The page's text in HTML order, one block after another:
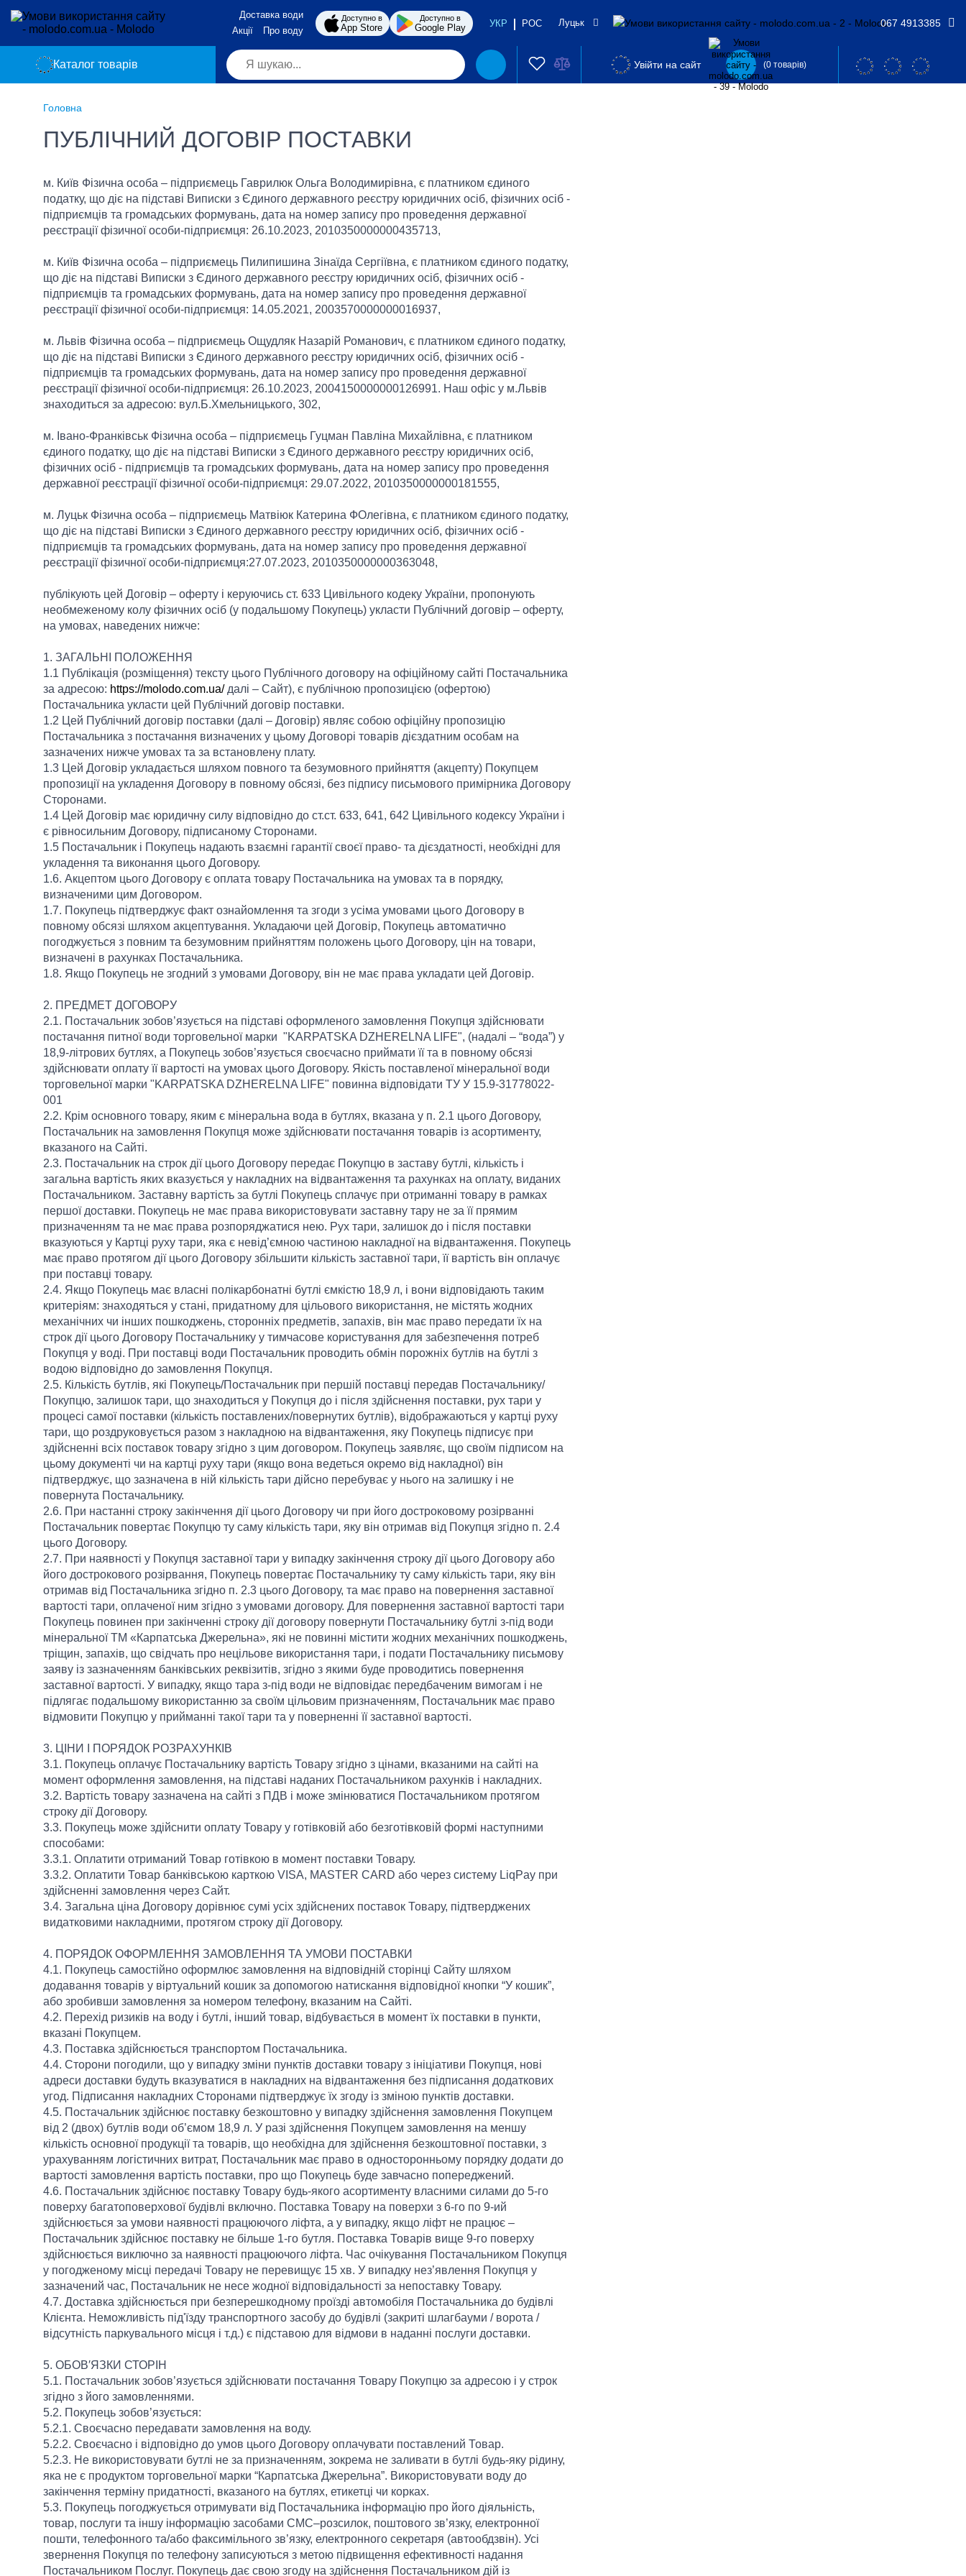
Доставка води
Акції
Про воду
Доступно в
App Store
Доступно в
Google Play УКР РОС Луцьк 067 4913385
Каталог товарів Увійти на сайт (0 товарів)
Головна
ПУБЛІЧНИЙ ДОГОВІР ПОСТАВКИ
м. Київ Фізична особа – підприємець Гаврилюк Ольга Володимирівна, є платником єдиного
податку, що діє на підставі Виписки з Єдиного державного реєстру юридичних осіб, фізичних осіб -
підприємців та громадських формувань, дата на номер запису про проведення державної
реєстрації фізичної особи-підприємця: 26.10.2023, 2010350000000435713,
м. Київ Фізична особа – підприємець Пилипишина Зінаїда Сергіївна, є платником єдиного податку,
що діє на підставі Виписки з Єдиного державного реєстру юридичних осіб, фізичних осіб -
підприємців та громадських формувань, дата на номер запису про проведення державної
реєстрації фізичної особи-підприємця: 14.05.2021, 2003570000000016937,
м. Львів Фізична особа – підприємець Ощудляк Назарій Романович, є платником єдиного податку,
що діє на підставі Виписки з Єдиного державного реєстру юридичних осіб, фізичних осіб -
підприємців та громадських формувань, дата на номер запису про проведення державної
реєстрації фізичної особи-підприємця: 26.10.2023, 2004150000000126991. Наш офіс у м.Львів
знаходиться за адресою: вул.Б.Хмельницького, 302,
м. Івано-Франківськ Фізична особа – підприємець Гуцман Павліна Михайлівна, є платником
єдиного податку, що діє на підставі Виписки з Єдиного державного реєстру юридичних осіб,
фізичних осіб - підприємців та громадських формувань, дата на номер запису про проведення
державної реєстрації фізичної особи-підприємця: 29.07.2022, 2010350000000181555,
м. Луцьк Фізична особа – підприємець Матвіюк Катерина ФОлегівна, є платником єдиного податку,
що діє на підставі Виписки з Єдиного державного реєстру юридичних осіб, фізичних осіб -
підприємців та громадських формувань, дата на номер запису про проведення державної
реєстрації фізичної особи-підприємця:27.07.2023, 2010350000000363048,
публікують цей Договір – оферту і керуючись ст. 633 Цивільного кодеку України, пропонують
необмеженому колу фізичних осіб (у подальшому Покупець) укласти Публічний договір – оферту,
на умовах, наведених нижче:
1. ЗАГАЛЬНІ ПОЛОЖЕННЯ
1.1 Публікація (розміщення) тексту цього Публічного договору на офіційному сайті Постачальника
за адресою: https://molodo.com.ua/далі – Сайт), є публічною пропозицією (офертою)
Постачальника укласти цей Публічний договір поставки.
1.2 Цей Публічний договір поставки (далі – Договір) являє собою офіційну пропозицію
Постачальника з постачання визначених у цьому Договорі товарів дієздатним особам на
зазначених нижче умовах та за встановлену плату.
1.3 Цей Договір укладається шляхом повного та безумовного прийняття (акцепту) Покупцем
пропозиції на укладення Договору в повному обсязі, без підпису письмового примірника Договору
Сторонами.
1.4 Цей Договір має юридичну силу відповідно до ст.ст. 633, 641, 642 Цивільного кодексу України і
є рівносильним Договору, підписаному Сторонами.
1.5 Постачальник і Покупець надають взаємні гарантії своєї право- та дієздатності, необхідні для
укладення та виконання цього Договору.
1.6. Акцептом цього Договору є оплата товару Постачальника на умовах та в порядку,
визначеними цим Договором.
1.7. Покупець підтверджує факт ознайомлення та згоди з усіма умовами цього Договору в
повному обсязі шляхом акцептування. Укладаючи цей Договір, Покупець автоматично
погоджується з повним та безумовним прийняттям положень цього Договору, цін на товари,
визначені в рахунках Постачальника.
1.8. Якщо Покупець не згодний з умовами Договору, він не має права укладати цей Договір.
2. ПРЕДМЕТ ДОГОВОРУ
2.1. Постачальник зобов’язується на підставі оформленого замовлення Покупця здійснювати
постачання питної води торговельної марки "KARPATSKA DZHERELNA LIFE", (надалі – “вода”) у
18,9-літрових бутлях, а Покупець зобов’язується своєчасно приймати її та в повному обсязі
здійснювати оплату її вартості на умовах цього Договору. Якість поставленої мінеральної води
торговельної марки "KARPATSKA DZHERELNA LIFE" повинна відповідати ТУ У 15.9-31778022-
001
2.2. Крім основного товару, яким є мінеральна вода в бутлях, вказана у п. 2.1 цього Договору,
Постачальник на замовлення Покупця може здійснювати постачання товарів із асортименту,
вказаного на Сайті.
2.3. Постачальник на строк дії цього Договору передає Покупцю в заставу бутлі, кількість і
загальна вартість яких вказується у накладних на відвантаження та рахунках на оплату, виданих
Постачальником. Заставну вартість за бутлі Покупець сплачує при отриманні товару в рамках
першої доставки. Покупець не має права використовувати заставну тару не за її прямим
призначенням та не має права розпоряджатися нею. Рух тари, залишок до і після поставки
вказуються у Картці руху тари, яка є невід’ємною частиною накладної на відвантаження. Покупець
має право протягом дії цього Договору збільшити кількість заставної тари, її вартість він оплачує
при поставці товару.
2.4. Якщо Покупець має власні полікарбонатні бутлі ємкістю 18,9 л, і вони відповідають таким
критеріям: знаходяться у стані, придатному для цільового використання, не містять жодних
механічних чи інших пошкоджень, сторонніх предметів, запахів, він має право передати їх на
строк дії цього Договору Постачальнику у тимчасове користування для забезпечення потреб
Покупця у воді. При поставці води Постачальник проводить обмін порожніх бутлів на бутлі з
водою відповідно до замовлення Покупця.
2.5. Кількість бутлів, які Покупець/Постачальник при першій поставці передав Постачальнику/
Покупцю, залишок тари, що знаходиться у Покупця до і після здійснення поставки, рух тари у
процесі самої поставки (кількість поставлених/повернутих бутлів), відображаються у картці руху
тари, що роздруковується разом з накладною на відвантаження, яку Покупець підписує при
здійсненні всіх поставок товару згідно з цим договором. Покупець заявляє, що своїм підписом на
цьому документі чи на картці руху тари (якщо вона ведеться окремо від накладної) він
підтверджує, що зазначена в ній кількість тари дійсно перебуває у нього на залишку і не
повернута Постачальнику.
2.6. При настанні строку закінчення дії цього Договору чи при його достроковому розірванні
Постачальник повертає Покупцю ту саму кількість тари, яку він отримав від Покупця згідно п. 2.4
цього Договору.
2.7. При наявності у Покупця заставної тари у випадку закінчення строку дії цього Договору або
його дострокового розірвання, Покупець повертає Постачальнику ту саму кількість тари, яку він
отримав від Постачальника згідно п. 2.3 цього Договору, та має право на повернення заставної
вартості тари, оплаченої ним згідно з умовами договору. Для повернення заставної вартості тари
Покупець повинен при закінченні строку дії договору повернути Постачальнику бутлі з-під води
мінеральної ТМ «Карпатська Джерельна», які не повинні містити жодних механічних пошкоджень,
тріщин, запахів, що свідчать про нецільове використання тари, і подати Постачальнику письмову
заяву із зазначенням банківських реквізитів, згідно з якими буде проводитись повернення
заставної вартості. У випадку, якщо тара з-під води не відповідає передбаченим вимогам і не
підлягає подальшому використанню за своїм цільовим призначенням, Постачальник має право
відмовити Покупцю у прийманні такої тари та у поверненні її заставної вартості.
3. ЦІНИ І ПОРЯДОК РОЗРАХУНКІВ
3.1. Покупець оплачує Постачальнику вартість Товару згідно з цінами, вказаними на сайті на
момент оформлення замовлення, на підставі наданих Постачальником рахунків і накладних.
3.2. Вартість товару зазначена на сайті з ПДВ і може змінюватися Постачальником протягом
строку дії Договору.
3.3. Покупець може здійснити оплату Товару у готівковій або безготівковій формі наступними
способами:
3.3.1. Оплатити отриманий Товар готівкою в момент поставки Товару.
3.3.2. Оплатити Товар банківською карткою VISA, MASTER CARD або через систему LiqPay при
здійсненні замовлення через Сайт.
3.4. Загальна ціна Договору дорівнює сумі усіх здійснених поставок Товару, підтверджених
видатковими накладними, протягом строку дії Договору.
4. ПОРЯДОК ОФОРМЛЕННЯ ЗАМОВЛЕННЯ ТА УМОВИ ПОСТАВКИ
4.1. Покупець самостійно оформлює замовлення на відповідній сторінці Сайту шляхом
додавання товарів у віртуальний кошик за допомогою натискання відповідної кнопки “У кошик”,
або зробивши замовлення за номером телефону, вказаним на Сайті.
4.2. Перехід ризиків на воду і бутлі, інший товар, відбувається в момент їх поставки в пункти,
вказані Покупцем.
4.3. Поставка здійснюється транспортом Постачальника.
4.4. Сторони погодили, що у випадку зміни пунктів доставки товару з ініціативи Покупця, нові
адреси доставки будуть вказуватися в накладних на відвантаження без підписання додаткових
угод. Підписання накладних Сторонами підтверджує їх згоду із зміною пунктів доставки.
4.5. Постачальник здійснює поставку безкоштовно у випадку здійснення замовлення Покупцем
від 2 (двох) бутлів води об’ємом 18,9 л. У разі здійснення Покупцем замовлення на меншу
кількість основної продукції та товарів, що необхідна для здійснення безкоштовної поставки, з
урахуванням логістичних витрат, Постачальник має право в односторонньому порядку додати до
вартості замовлення вартість поставки, про що Покупець буде завчасно попереджений.
4.6. Постачальник здійснює поставку Товару будь-якого асортименту власними силами до 5-го
поверху багатоповерхової будівлі включно. Поставка Товару на поверхи з 6-го по 9-ий
здійснюється за умови наявності працюючого ліфта, а у випадку, якщо ліфт не працює –
Постачальник здійснює поставку не більше 1-го бутля. Поставка Товарів вище 9-го поверху
здійснюється виключно за наявності працюючого ліфта. Час очікування Постачальником Покупця
у погодженому місці передачі Товару не перевищує 15 хв. У випадку нез’явлення Покупця у
зазначений час, Постачальник не несе жодної відповідальності за непоставку Товару.
4.7. Доставка здійснюється при безперешкодному проїзді автомобіля Постачальника до будівлі
Клієнта. Неможливість під'їзду транспортного засобу до будівлі (закриті шлагбауми / ворота /
відсутність паркувального місця і т.д.) є підставою для відмови в наданні послуги доставки.
5. ОБОВ′ЯЗКИ СТОРІН
5.1. Постачальник зобов’язується здійснювати постачання Товару Покупцю за адресою і у строк
згідно з його замовленнями.
5.2. Покупець зобов’язується:
5.2.1. Своєчасно передавати замовлення на воду.
5.2.2. Своєчасно і відповідно до умов цього Договору оплачувати поставлений Товар.
5.2.3. Не використовувати бутлі не за призначенням, зокрема не заливати в бутлі будь-яку рідину,
яка не є продуктом торговельної марки “Карпатська Джерельна”. Використовувати воду до
закінчення терміну придатності, вказаного на бутлях, етикетці чи корках.
5.3. Покупець погоджується отримувати від Постачальника інформацію про його діяльність,
товар, послуги та іншу інформацію засобами СМС–розсилок, поштового зв’язку, електронної
пошти, телефонного та/або факсимільного зв’язку, електронного секретаря (автообдзвін). Усі
звернення Покупця по телефону записуються з метою підвищення ефективності надання
Постачальником Послуг. Покупець дає свою згоду на здійснення Постачальником дій із